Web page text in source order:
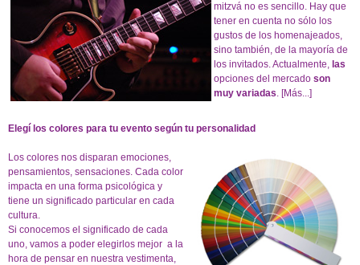
mitzvá no es sencillo. Hay que
tener en cuenta no sólo los
gustos de los homenajeados,
sino también, de la mayoría de
los invitados. Actualmente, las
opciones del mercado son
muy variadas. [Más...]
Elegí los colores para tu evento según tu personalidad
Los colores nos disparan emociones,
pensamientos, sensaciones. Cada color
impacta en una forma psicológica y
tiene un significado particular en cada
cultura.
Si conocemos el significado de cada
uno, vamos a poder elegirlos mejor a la
hora de pensar en nuestra vestimenta,